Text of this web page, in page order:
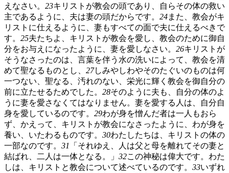
えなさい。 23キリストが教会の頭であり、自らその体の救い
主であるように、夫は妻の頭だからです。 24また、教会がキ
リストに仕えるように、妻もすべての面で夫に仕えるべきで
す。 25夫たちよ、キリストが教会を愛し、教会のために御自
分をお与えになったように、妻を愛しなさい。 26キリストが
そうなさったのは、言葉を伴う水の洗いによって、教会を清
めて聖なるものとし、 27しみやしわやそのたぐいのものは何
一つない、聖なる、汚れのない、栄光に輝く教会を御自分の
前に立たせるためでした。 28そのように夫も、自分の体のよ
うに妻を愛さなくてはなりません。妻を愛する人は、自分自
身を愛しているのです。 29わが身を憎んだ者は一人もおら
ず、かえって、キリストが教会になさったように、わが身を
養い、いたわるものです。 30わたしたちは、キリストの体の
一部なのです。 31
「それゆえ、人は父と母を離れてその妻と
結ばれ、二人は一体となる。」 32この神秘は偉大です。わた
しは、キリストと教会について述べているのです。 33いずれ